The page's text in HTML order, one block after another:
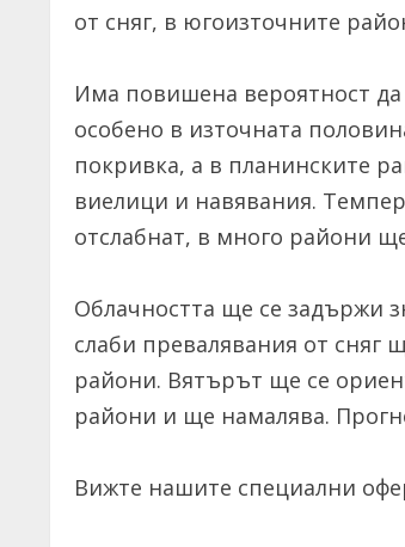
от сняг, в югоизточните
Има повишена вероятност
особено в източната
покривка, а в планинските
виелици и навявания.
отслабнат, в много райони
Облачността ще се задържи
слаби превалявания от сняг
райони. Вятърът ще се
райони и ще намалява.
Вижте нашите специални